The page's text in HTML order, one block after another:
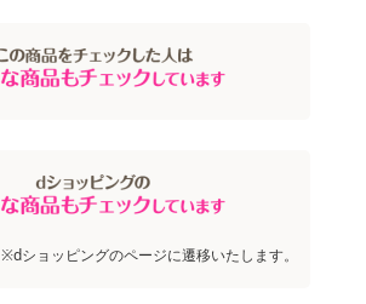
※dショッピングのページに遷移いたします。